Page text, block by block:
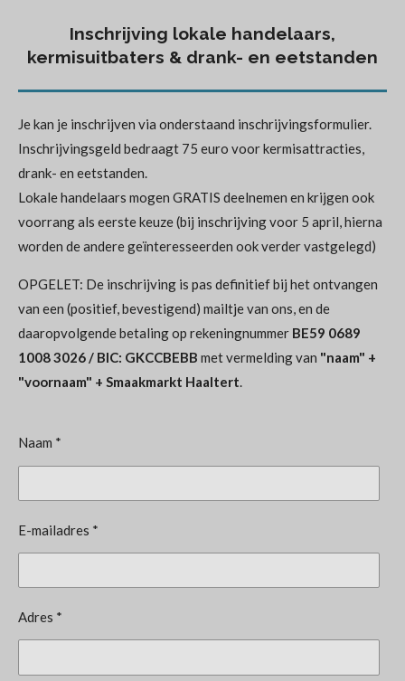
Inschrijving lokale handelaars,
kermisuitbaters & drank- en eetstanden
Je kan je inschrijven via onderstaand inschrijvingsformulier.
Inschrijvingsgeld bedraagt 75 euro voor kermisattracties,
drank- en eetstanden.
Lokale handelaars mogen GRATIS deelnemen en krijgen ook
voorrang als eerste keuze (bij inschrijving voor 5 april, hierna
worden de andere geïnteresseerden ook verder vastgelegd)
OPGELET: De inschrijving is pas definitief bij het ontvangen
van een (positief, bevestigend) mailtje van ons, en de
daaropvolgende betaling op rekeningnummer BE59 0689
1008 3026 / BIC: GKCCBEBB met vermelding van "naam" +
"voornaam" + Smaakmarkt Haaltert.
Naam *
E-mailadres *
Adres *